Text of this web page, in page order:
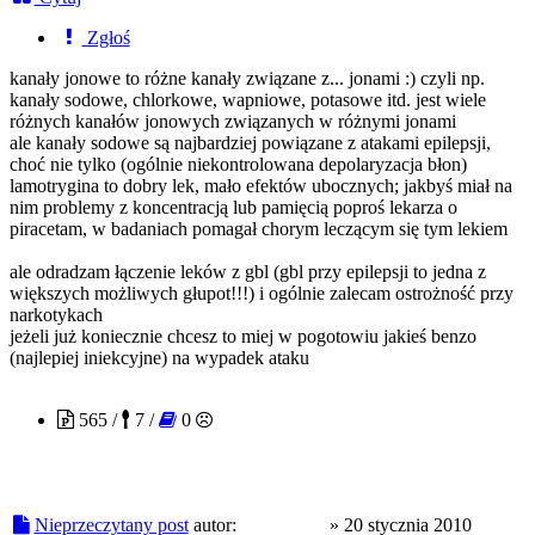
Zgłoś
kanały jonowe to różne kanały związane z... jonami :) czyli np.
kanały sodowe, chlorkowe, wapniowe, potasowe itd. jest wiele
różnych kanałów jonowych związanych w różnymi jonami
ale kanały sodowe są najbardziej powiązane z atakami epilepsji,
choć nie tylko (ogólnie niekontrolowana depolaryzacja błon)
lamotrygina to dobry lek, mało efektów ubocznych; jakbyś miał na
nim problemy z koncentracją lub pamięcią poproś lekarza o
piracetam, w badaniach pomagał chorym leczącym się tym lekiem
ale odradzam łączenie leków z gbl (gbl przy epilepsji to jedna z
większych możliwych głupot!!!) i ogólnie zalecam ostrożność przy
narkotykach
jeżeli już koniecznie chcesz to miej w pogotowiu jakieś benzo
(najlepiej iniekcyjne) na wypadek ataku
565 /
7 / 0
Nieprzeczytany post autor: » 20 stycznia 2010